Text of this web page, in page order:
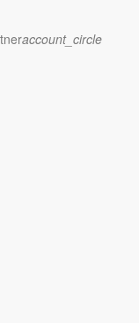
account_circle
im Monat von 9 bis